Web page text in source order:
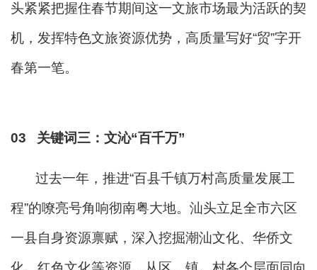
头紧紧把握住春节期间这一文旅市场最为活跃的契
机，发挥特色文旅资源优势，高质量写好“贸”字开
春第一笔。
03 关键词三 ： 文沁“百千万”
过去一年，推进“百县千镇万村高质量发展工
程”的嘹亮号角响彻南粤大地。 汕头立足全市六区
一县自身资源禀赋，深入挖掘潮汕文化、华侨文